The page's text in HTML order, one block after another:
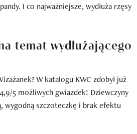
I co najważniejsze, wydłuża rzęsy
temat wydłużającego
W katalogu KWC zdobył już
5 możliwych gwiazdek! Dziewczyny
wygodną szczoteczkę i brak efektu